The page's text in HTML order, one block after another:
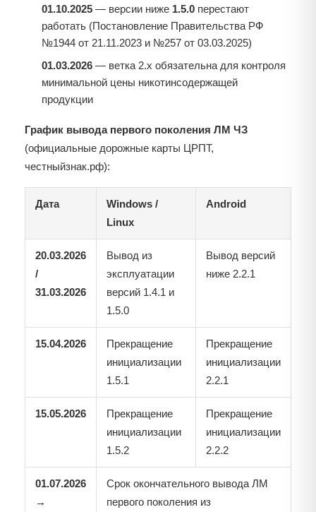
01.10.2025 — версии ниже 1.5.0 перестают
работать (Постановление Правительства РФ
№1944 от 21.11.2023 и №257 от 03.03.2025)
01.03.2026 — ветка 2.x обязательна для контроля
минимальной цены никотинсодержащей
продукции
График вывода первого поколения ЛМ ЧЗ
(официальные дорожные карты ЦРПТ,
честныйзнак.рф):
Дата
Windows /
Linux
Android
20.03.2026
/
31.03.2026
Вывод из
эксплуатации
версий 1.4.1 и
1.5.0
Вывод версий
ниже 2.2.1
15.04.2026
Прекращение
инициализации
1.5.1
Прекращение
инициализации
2.2.1
15.05.2026
Прекращение
инициализации
1.5.2
Прекращение
инициализации
2.2.2
01.07.2026
→
Срок окончательного вывода ЛМ
первого поколения из